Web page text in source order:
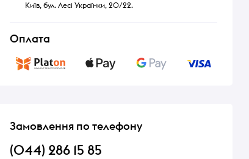
Київ, бул. Лесі Українки, 20/22.
Оплата
Замовлення по телефону
(044) 286 15 85